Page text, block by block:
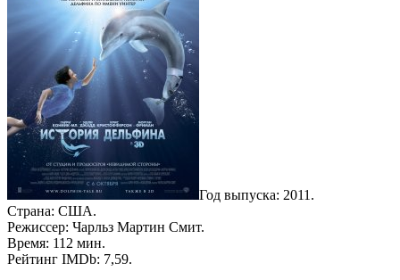
Год выпуска: 2011.
Страна: США.
Режиссер: Чарльз Мартин Смит.
Время: 112 мин.
Рейтинг IMDb: 7,59.